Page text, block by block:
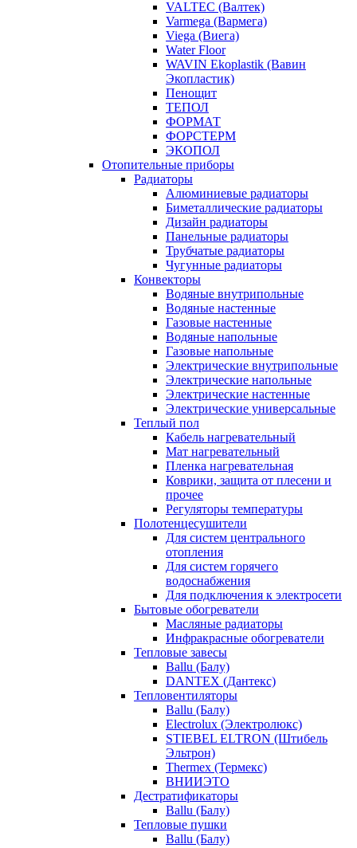
VALTEC (Валтек)
Varmega (Вармега)
Viega (Виега)
Water Floor
WAVIN Ekoplastik (Вавин
Экопластик)
Пенощит
ТЕПОЛ
ФОРМАТ
ФОРСТЕРМ
ЭКОПОЛ
Отопительные приборы
Радиаторы
Алюминиевые радиаторы
Биметаллические радиаторы
Дизайн радиаторы
Панельные радиаторы
Трубчатые радиаторы
Чугунные радиаторы
Конвекторы
Водяные внутрипольные
Водяные настенные
Газовые настенные
Водяные напольные
Газовые напольные
Электрические внутрипольные
Электрические напольные
Электрические настенные
Электрические универсальные
Теплый пол
Кабель нагревательный
Мат нагревательный
Пленка нагревательная
Коврики, защита от плесени и
прочее
Регуляторы температуры
Полотенцесушители
Для систем центрального
отопления
Для систем горячего
водоснабжения
Для подключения к электросети
Бытовые обогреватели
Масляные радиаторы
Инфракрасные обогреватели
Тепловые завесы
Ballu (Балу)
DANTEX (Дантекс)
Тепловентиляторы
Ballu (Балу)
Electrolux (Электролюкс)
STIEBEL ELTRON (Штибель
Эльтрон)
Thermex (Термекс)
ВНИИЭТО
Дестратификаторы
Ballu (Балу)
Тепловые пушки
Ballu (Балу)